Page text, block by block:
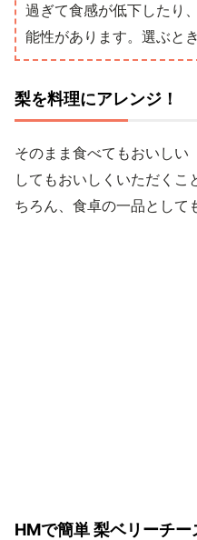
過ぎて食感が低下したり
能性があります。選ぶと
梨を料理にアレンジ！
そのまま食べてもおいしい
してもおいしくいただくこ
ちろん、食卓の一品として
HMで簡単 梨ベリーチー